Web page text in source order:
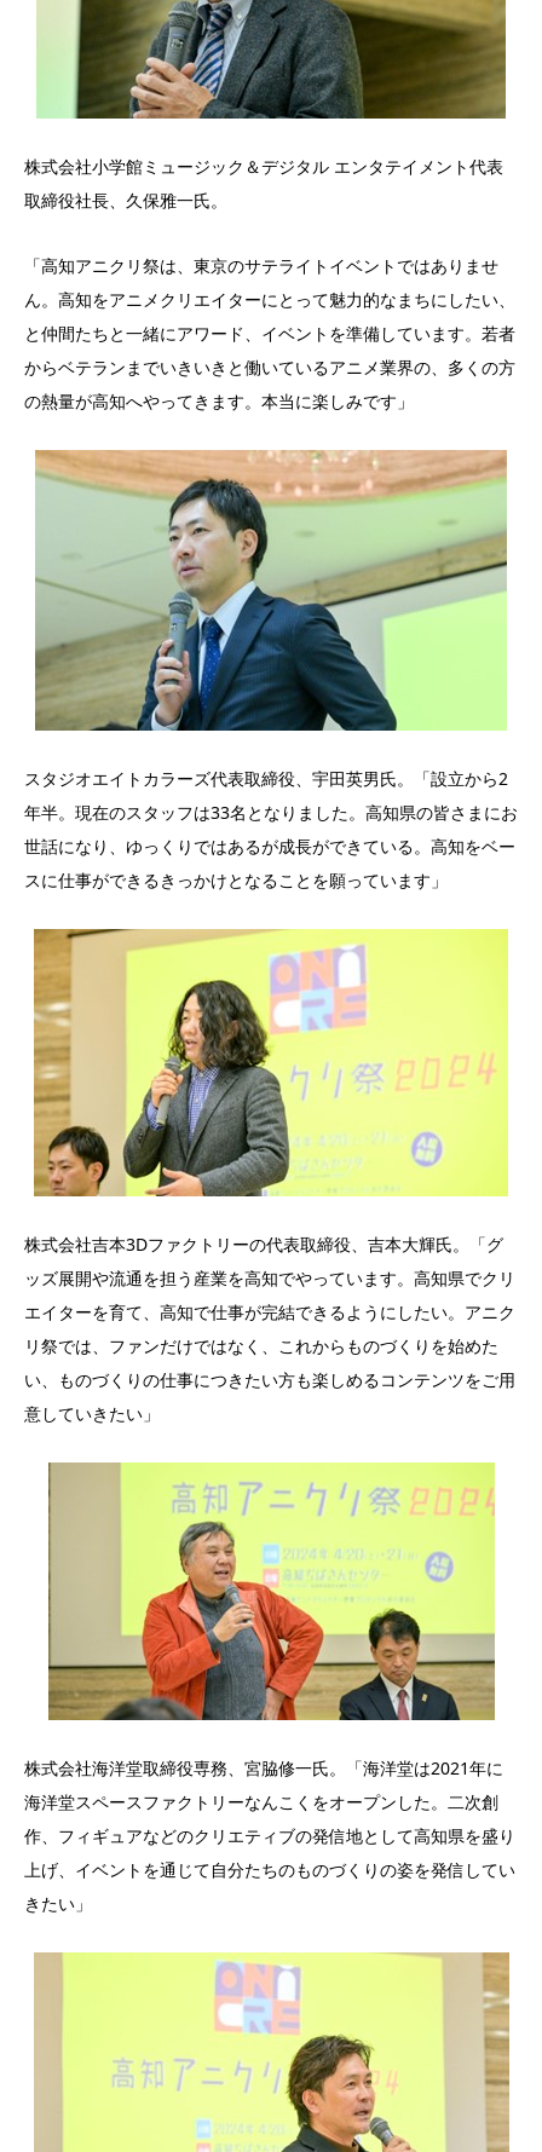
株式会社小学館ミュージック＆デジタル エンタテイメント代表
取締役社長、久保雅一氏。
「高知アニクリ祭は、東京のサテライトイベントではありませ
ん。高知をアニメクリエイターにとって魅力的なまちにしたい、
と仲間たちと一緒にアワード、イベントを準備しています。若者
からベテランまでいきいきと働いているアニメ業界の、多くの方
の熱量が高知へやってきます。本当に楽しみです」
スタジオエイトカラーズ代表取締役、宇田英男氏。「設立から2
年半。現在のスタッフは33名となりました。高知県の皆さまにお
世話になり、ゆっくりではあるが成長ができている。高知をベー
スに仕事ができるきっかけとなることを願っています」
株式会社吉本3Dファクトリーの代表取締役、吉本大輝氏。「グ
ッズ展開や流通を担う産業を高知でやっています。高知県でクリ
エイターを育て、高知で仕事が完結できるようにしたい。アニク
リ祭では、ファンだけではなく、これからものづくりを始めた
い、ものづくりの仕事につきたい方も楽しめるコンテンツをご用
意していきたい」
株式会社海洋堂取締役専務、宮脇修一氏。「海洋堂は2021年に
海洋堂スペースファクトリーなんこくをオープンした。二次創
作、フィギュアなどのクリエティブの発信地として高知県を盛り
上げ、イベントを通じて自分たちのものづくりの姿を発信してい
きたい」